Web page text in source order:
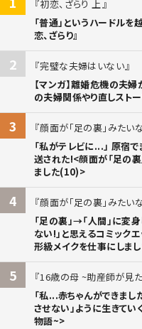
初恋、ざらり 上
「普通」というハードル
恋、ざらり』
2
完璧な夫婦はいない
【マンガ】離婚危機の夫
の夫婦関係やり直しスト
3
顔面が「足の裏」みたい
「私がテレビに...」 原宿
送された!<顔面が「足の
ました(10)>
4
顔面が「足の裏」みたい
「足の裏」→「人間」に変
ない!」と思えるコミック
形級メイクを仕事にしま
5
16歳の母 ~助産師が見
「私...赤ちゃんができまし
させない」ように生きて
物語~>